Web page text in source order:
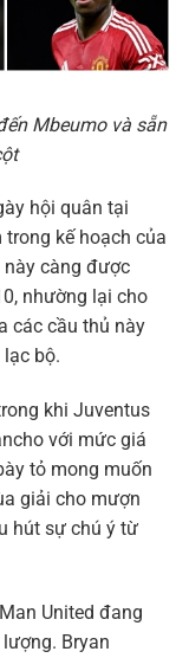
Mbeumo và sẵn
hội quân tại
kế hoạch của
càng được
nhường lại cho
các cầu thủ này
bộ.
khi Juventus
với mức giá
tỏ mong muốn
giải cho mượn
hút sự chú ý từ
United đang
Bryan